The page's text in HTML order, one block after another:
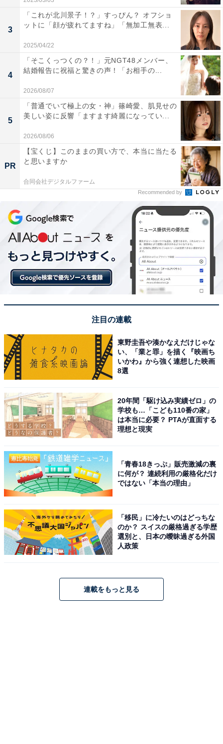
3
「これが北川景子！？」すっぴん？ オフショ
ットに「顔が疲れてますね」「無加工無表...
2025/04/22
4
「そこくっつくの？！」元NGT48メンバー、
結婚報告に祝福と驚きの声！「お相手の...
2026/08/07
5
「普通でいて極上の女・神」篠崎愛、肌見せの
美しい姿に反響「ますます綺麗になってい...
2026/08/06
PR
【宝くじ】このままの買い方で、本当に当たる
と思いますか
合同会社デジタルファーム
Recommended by
注目の連載
東野圭吾や湊かなえだけじゃな
い、「業と罪」を描く『映画ち
いかわ』から強く連想した映画
8選
20年間「駆け込み実績ゼロ」の
学校も…「こども110番の家」
は本当に必要？ PTAが直面する
理想と現実
「青春18きっぷ」販売激減の裏
に何が？ 連続利用の厳格化だけ
ではない「本当の理由」
「移民」に冷たいのはどっちな
のか？ スイスの厳格過ぎる学歴
選別と、日本の曖昧過ぎる外国
人政策
連載をもっと見る